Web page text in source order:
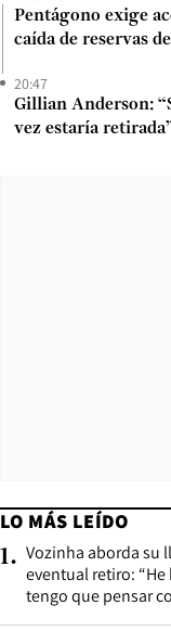
Pentágono exige
caída de reservas
20:47
Gillian Anderson:
vez estaría
LO MÁS LEÍDO
1. Vozinha aborda su
eventual retiro:
tengo que pensar